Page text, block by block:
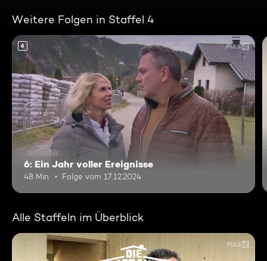
Weitere Folgen in Staffel 4
6
6: Ein Jahr voller Ereignisse
48 Min. Folge vom 17.12.2024
Alle Staffeln im Überblick